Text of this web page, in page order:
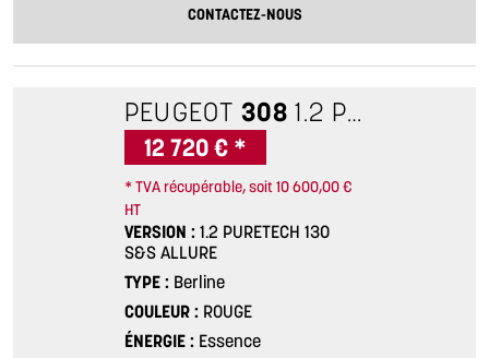
CONTACTEZ-NOUS
PEUGEOT 308 1.2 PURETECH 130 S&S ALLURE
12 720 € *
* TVA récupérable, soit 10 600,00 €
HT
VERSION
1.2 PURETECH 130
S&S ALLURE
TYPE
Berline
COULEUR
ROUGE
ÉNERGIE
Essence